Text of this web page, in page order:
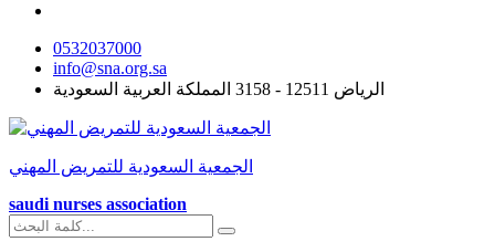
0532037000
info@sna.org.sa
الرياض 12511 - 3158 المملكة العربية السعودية
الجمعية السعودية للتمريض المهني
saudi nurses association